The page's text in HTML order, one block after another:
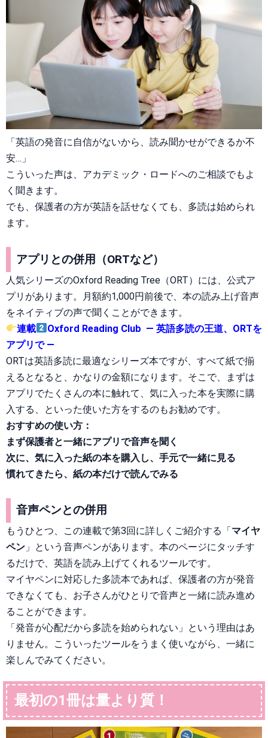
「英語の発音に自信がないから、読み聞かせができるか不
安…」
こういった声は、アカデミック・ロードへのご相談でもよ
く聞きます。
でも、保護者の方が英語を話せなくても、多読は始められ
ます。
アプリとの併用（ORTなど）
人気シリーズのOxford Reading Tree（ORT）には、公式ア
プリがあります。月額約1,000円前後で、本の読み上げ音声
をネイティブの声で聞くことができます。
連載
Oxford Reading Club ― 英語多読の王道、ORTを
アプリで ―
ORTは英語多読に最適なシリーズ本ですが、すべて紙で揃
えるとなると、かなりの金額になります。そこで、まずは
アプリでたくさんの本に触れて、気に入った本を実際に購
入する、といった使いた方をするのもお勧めです。
おすすめの使い方：
まず保護者と一緒にアプリで音声を聞く
次に、気に入った紙の本を購入し、手元で一緒に見る
慣れてきたら、紙の本だけで読んでみる
音声ペンとの併用
もうひとつ、この連載で第3回に詳しくご紹介する「マイヤ
ペン 」という音声ペンがあります。本のページにタッチす
るだけで、英語を読み上げてくれるツールです。
マイヤペンに対応した多読本であれば、保護者の方が発音
できなくても、お子さんがひとりで音声と一緒に読み進め
ることができます。
「発音が心配だから多読を始められない」という理由はあ
りません。こういったツールをうまく使いながら、一緒に
楽しんでみてください。
最初の1冊は量より質！